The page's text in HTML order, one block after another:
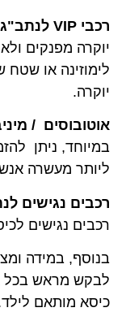
רכבי VIP לנתב"ג–
יוקרה מפנקים
לימוזינה או
יוקרה.
אוטובוסים /
במיוחד, ניתן
ליותר מעשרה
רכבים נגישים
רכבים נגישים
בנוסף, במידה
לבקש מראש בכל
כיסא מותאם